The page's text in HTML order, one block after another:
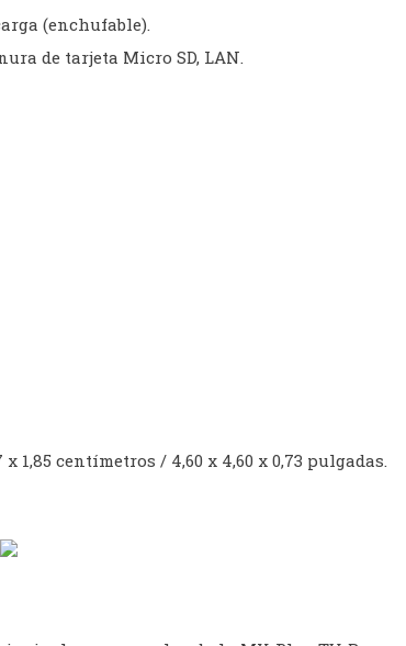
(enchufable).
de tarjeta Micro SD, LAN.
1,85 centímetros / 4,60 x 4,60 x 0,73 pulgadas.